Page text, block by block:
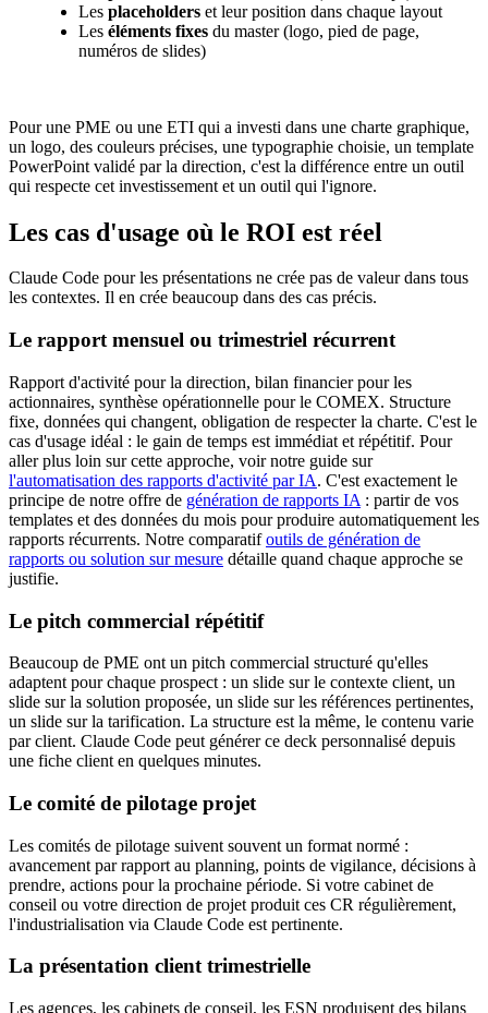
Les placeholders et leur position dans chaque layout
Les éléments fixes du master (logo, pied de page,
numéros de slides)
Pour une PME ou une ETI qui a investi dans une charte graphique,
un logo, des couleurs précises, une typographie choisie, un template
PowerPoint validé par la direction, c'est la différence entre un outil
qui respecte cet investissement et un outil qui l'ignore.
Les cas d'usage où le ROI est réel
Claude Code pour les présentations ne crée pas de valeur dans tous
les contextes. Il en crée beaucoup dans des cas précis.
Le rapport mensuel ou trimestriel récurrent
Rapport d'activité pour la direction, bilan financier pour les
actionnaires, synthèse opérationnelle pour le COMEX. Structure
fixe, données qui changent, obligation de respecter la charte. C'est le
cas d'usage idéal : le gain de temps est immédiat et répétitif. Pour
aller plus loin sur cette approche, voir notre guide sur
l'automatisation des rapports d'activité par IA. C'est exactement le
principe de notre offre de génération de rapports IA : partir de vos
templates et des données du mois pour produire automatiquement les
rapports récurrents. Notre comparatifoutils de génération de
rapports ou solution sur mesure détaille quand chaque approche se
justifie.
Le pitch commercial répétitif
Beaucoup de PME ont un pitch commercial structuré qu'elles
adaptent pour chaque prospect : un slide sur le contexte client, un
slide sur la solution proposée, un slide sur les références pertinentes,
un slide sur la tarification. La structure est la même, le contenu varie
par client. Claude Code peut générer ce deck personnalisé depuis
une fiche client en quelques minutes.
Le comité de pilotage projet
Les comités de pilotage suivent souvent un format normé :
avancement par rapport au planning, points de vigilance, décisions à
prendre, actions pour la prochaine période. Si votre cabinet de
conseil ou votre direction de projet produit ces CR régulièrement,
l'industrialisation via Claude Code est pertinente.
La présentation client trimestrielle
Les agences, les cabinets de conseil, les ESN produisent des bilans